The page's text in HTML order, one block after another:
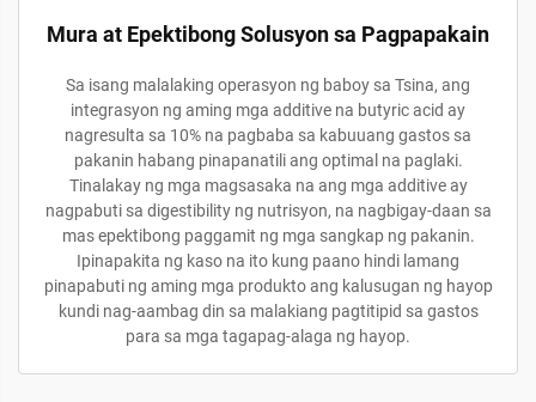
Mura at Epektibong Solusyon sa Pagpapakain
Sa isang malalaking operasyon ng baboy sa Tsina, ang
integrasyon ng aming mga additive na butyric acid ay
nagresulta sa 10% na pagbaba sa kabuuang gastos sa
pakanin habang pinapanatili ang optimal na paglaki.
Tinalakay ng mga magsasaka na ang mga additive ay
nagpabuti sa digestibility ng nutrisyon, na nagbigay-daan sa
mas epektibong paggamit ng mga sangkap ng pakanin.
Ipinapakita ng kaso na ito kung paano hindi lamang
pinapabuti ng aming mga produkto ang kalusugan ng hayop
kundi nag-aambag din sa malakiang pagtitipid sa gastos
para sa mga tagapag-alaga ng hayop.